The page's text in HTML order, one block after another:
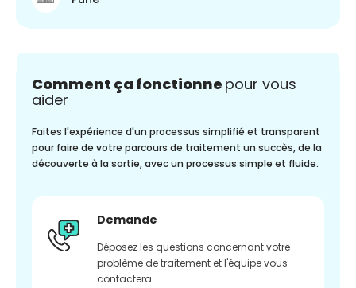
Comment ça fonctionne pour vous
aider
Faites l'expérience d'un processus simplifié et transparent
pour faire de votre parcours de traitement un succès, de la
découverte à la sortie, avec un processus simple et fluide.
Demande
Déposez les questions concernant votre
problème de traitement et l'équipe vous
contactera